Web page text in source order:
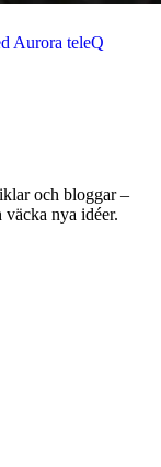
Aurora teleQ
och bloggar –
nya idéer.